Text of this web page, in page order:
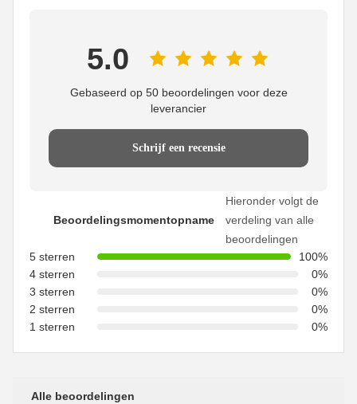
5.0
Gebaseerd op 50 beoordelingen voor deze
leverancier
Schrijf een recensie
Beoordelingsmomentopname
Hieronder volgt de
verdeling van alle
beoordelingen
5 sterren
100%
4 sterren
0%
3 sterren
0%
2 sterren
0%
1 sterren
0%
Alle beoordelingen